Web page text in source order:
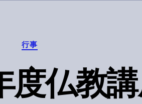
Categories
行事
度仏教